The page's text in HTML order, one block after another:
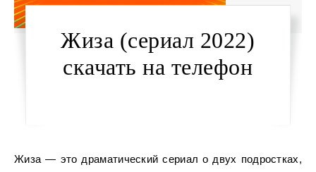
Жиза (сериал 2022)
скачать на телефон
Жиза — это драматический сериал о двух подростках,